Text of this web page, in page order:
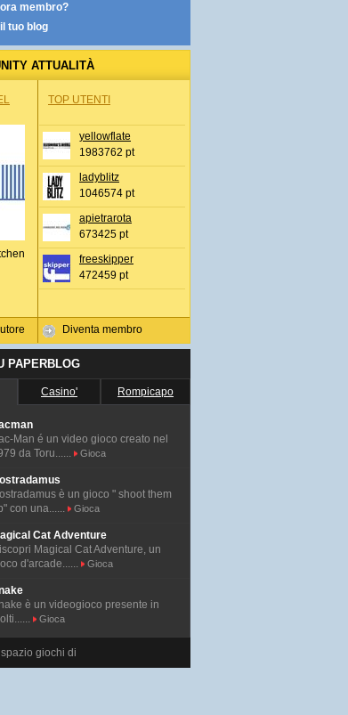
membro?
tuo blog
ATTUALITÀ
TOP UTENTI
yellowflate
1983762 pt
ladyblitz
1046574 pt
apietrarota
673425 pt
freeskipper
472459 pt
Diventa membro
PAPERBLOG
Casino' Rompicapo
Man é un video gioco creato nel
da Toru......
Gioca
è un gioco " shoot them
con una......
Gioca
Cat Adventure
Magical Cat Adventure, un
d'arcade......
Gioca
è un videogioco presente in
Gioca
giochi di